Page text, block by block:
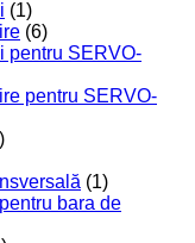
(1)
(6)
pentru SERVO-
pentru SERVO-
(1)
bara de